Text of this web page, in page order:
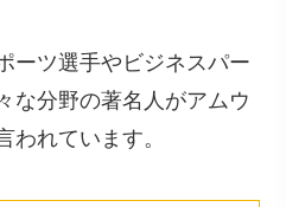
ーツ選手やビジネスパー
な分野の著名人がアムウ
われています。